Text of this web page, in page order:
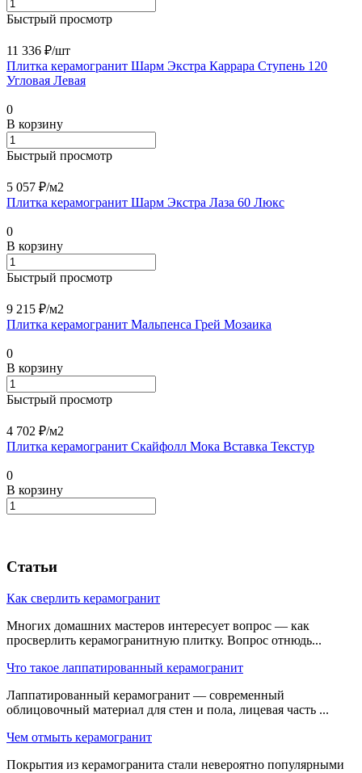
Быстрый просмотр
11 336 ₽/шт
Плитка керамогранит Шарм Экстра Каррара Ступень 120
Угловая Левая
0
В корзину
Быстрый просмотр
5 057 ₽/м2
Плитка керамогранит Шарм Экстра Лаза 60 Люкс
0
В корзину
Быстрый просмотр
9 215 ₽/м2
Плитка керамогранит Мальпенса Грей Мозаика
0
В корзину
Быстрый просмотр
4 702 ₽/м2
Плитка керамогранит Скайфолл Мока Вставка Текстур
0
В корзину
Статьи
Как сверлить керамогранит
Многих домашних мастеров интересует вопрос — как
просверлить керамогранитную плитку. Вопрос отнюдь...
Что такое лаппатированный керамогранит
Лаппатированный керамогранит — современный
облицовочный материал для стен и пола, лицевая часть ...
Чем отмыть керамогранит
Покрытия из керамогранита стали невероятно популярными